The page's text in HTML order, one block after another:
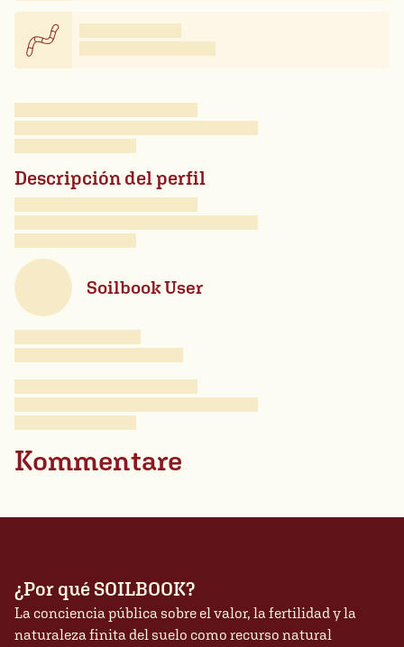
Descripción del perfil
Soilbook User
Kommentare
¿Por qué SOILBOOK?
La conciencia pública sobre el valor, la fertilidad y la
naturaleza finita del suelo como recurso natural